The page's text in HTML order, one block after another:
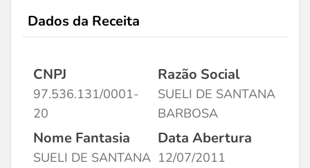
Dados da Receita
CNPJ
97.536.131/0001-
20
Razão Social
SUELI DE SANTANA
BARBOSA
Nome Fantasia
SUELI DE SANTANA
Data Abertura
12/07/2011